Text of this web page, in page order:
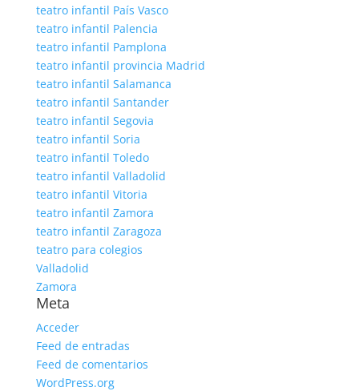
teatro infantil País Vasco
teatro infantil Palencia
teatro infantil Pamplona
teatro infantil provincia Madrid
teatro infantil Salamanca
teatro infantil Santander
teatro infantil Segovia
teatro infantil Soria
teatro infantil Toledo
teatro infantil Valladolid
teatro infantil Vitoria
teatro infantil Zamora
teatro infantil Zaragoza
teatro para colegios
Valladolid
Zamora
Meta
Acceder
Feed de entradas
Feed de comentarios
WordPress.org